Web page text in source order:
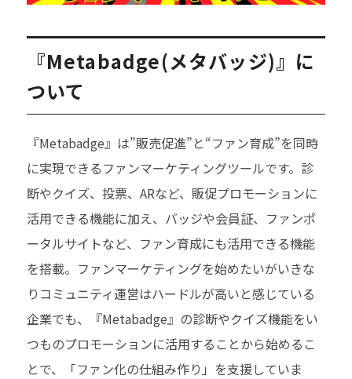
『Metabadge(メタバッジ)』に
ついて
『Metabadge』は”販売促進”と“ファン育成”を同時
に実現できるファンマーケティングツールです。診
断やクイズ、投票、ARなど、販促プロモーションに
活用できる機能に加え、バッジや会員証、ファンポ
ータルサイトなど、ファン育成にも活用できる機能
を搭載。ファンマーケティングを始めたいがいきな
りコミュニティ運営はハードルが高いと感じている
企業でも、『Metabadge』の診断やクイズ機能をい
つものプロモーションに活用することから始めるこ
とで、「ファン化の仕組み作り」を支援していま